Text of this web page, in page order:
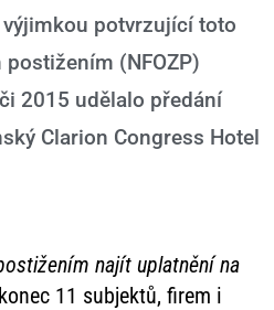
potvrzující toto
(NFOZP)
2015 udělalo předání
Clarion Congress Hotel
najít uplatnění na
11 subjektů, firem i